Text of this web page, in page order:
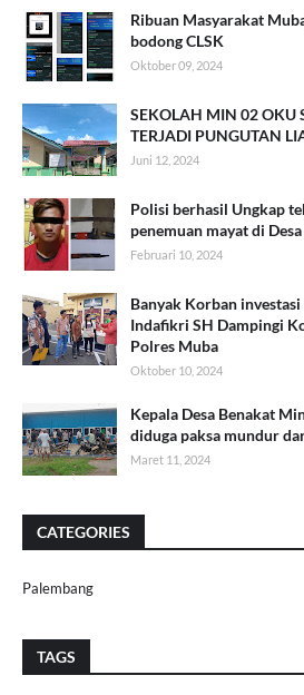
Ribuan Masyarakat
bodong CLSK
Oktober 09, 2024
SEKOLAH MIN 02 OKU
TERJADI PUNGUTAN
Juni 12, 2024
Polisi berhasil Ungkap
penemuan mayat di
Februari 10, 2024
Banyak Korban
Indafikri SH Dampingi
Polres Muba
Oktober 10, 2024
Kepala Desa Benakat
diduga paksa mundur
Maret 11, 2024
CATEGORIES
Palembang
TAGS